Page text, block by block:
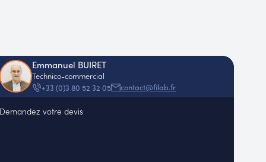
Emmanuel BUIRET
Technico-commercial
+33 (0)3 80 52 32 05
contact@filab.fr
Demandez votre devis